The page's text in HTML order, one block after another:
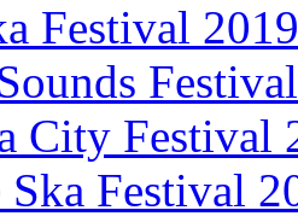
Festival 2019
City Festival
Festival